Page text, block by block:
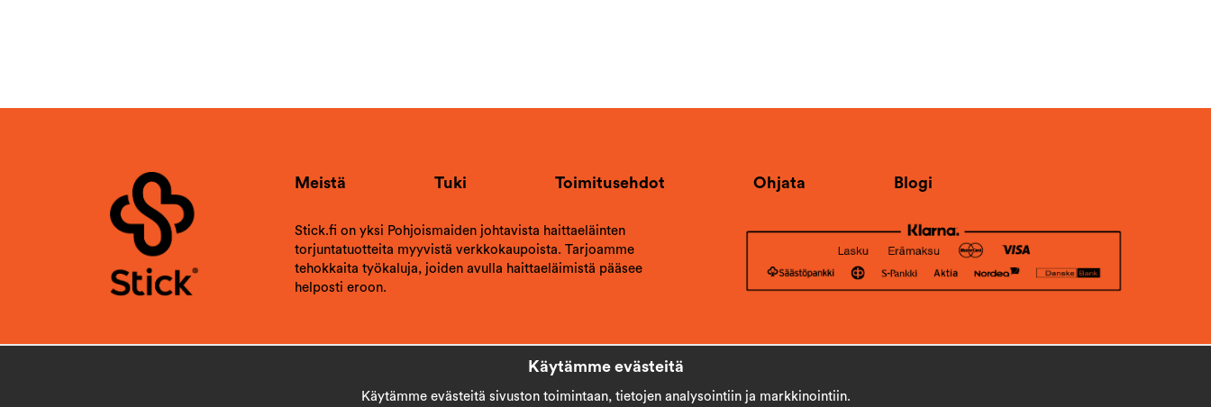
Meistä Tuki Toimitusehdot Ohjata Blogi
Stick.fi on yksi Pohjoismaiden johtavista haittaeläinten
torjuntatuotteita myyvistä verkkokaupoista. Tarjoamme
tehokkaita työkaluja, joiden avulla haittaeläimistä pääsee
helposti eroon.
Käytämme evästeitä
Käytämme evästeitä sivuston toimintaan, tietojen analysointiin ja markkinointiin.